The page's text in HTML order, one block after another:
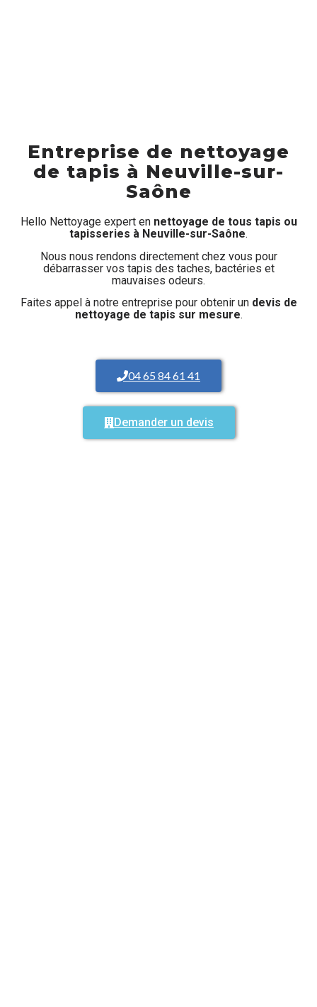
Entreprise de nettoyage
de tapis à Neuville-sur-
Saône
Hello Nettoyage expert en nettoyage de tous tapis ou
tapisseries à Neuville-sur-Saône.
Nous nous rendons directement chez vous pour
débarrasser vos tapis des taches, bactéries et
mauvaises odeurs.
Faites appel à notre entreprise pour obtenir un devis de
nettoyage de tapis sur mesure.
04 65 84 61 41
Demander un devis